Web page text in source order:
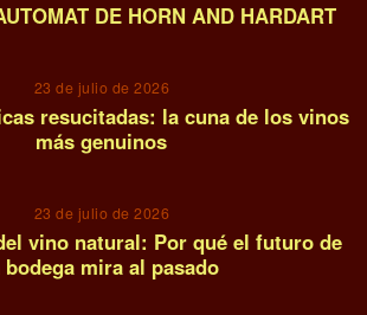
DE HORN AND HARDART
06
23 de julio de 2026
resucitadas: la cuna de los vinos
más genuinos
23 de julio de 2026
vino natural: Por qué el futuro de
bodega mira al pasado